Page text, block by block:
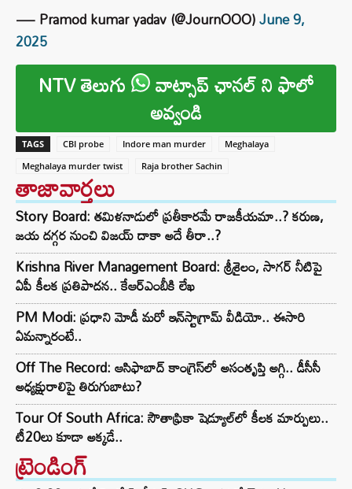
— Pramod kumar yadav (@JournOOO)June 9,
2025
NTV తెలుగు వాట్సాప్ ఛానల్ ని ఫాలో
అవ్వండి
TAGS CBI probe Indore man murder
Meghalaya
Meghalaya murder twist
Raja brother Sachin
తాజావార్తలు
Story Board: తమిళనాడులో ప్రతీకారమే రాజకీయమా..? కరుణ,
జయ దగ్గర నుంచి విజయ్ దాకా అదే తీరా..?
Krishna River Management Board: శ్రీశైలం, సాగర్ నీటిపై
ఏపీ కీలక ప్రతిపాదన.. కేఆర్ఎంబీకి లేఖ
PM Modi: ప్రధాని మోడీ మరో ఇన్‌స్టాగ్రామ్ వీడియో.. ఈసారి
ఏమన్నారంటే..
Off The Record: ఆసిఫాబాద్ కాంగ్రెస్‌లో అసంతృప్తి అగ్గి.. డీసీసీ
అధ్యక్షురాలిపై తిరుగుబాటు?
Tour Of South Africa: సౌతాఫ్రికా షెడ్యూల్‌లో కీలక మార్పులు..
టీ20లు కూడా అక్కడే..
ట్రెండింగ్‌